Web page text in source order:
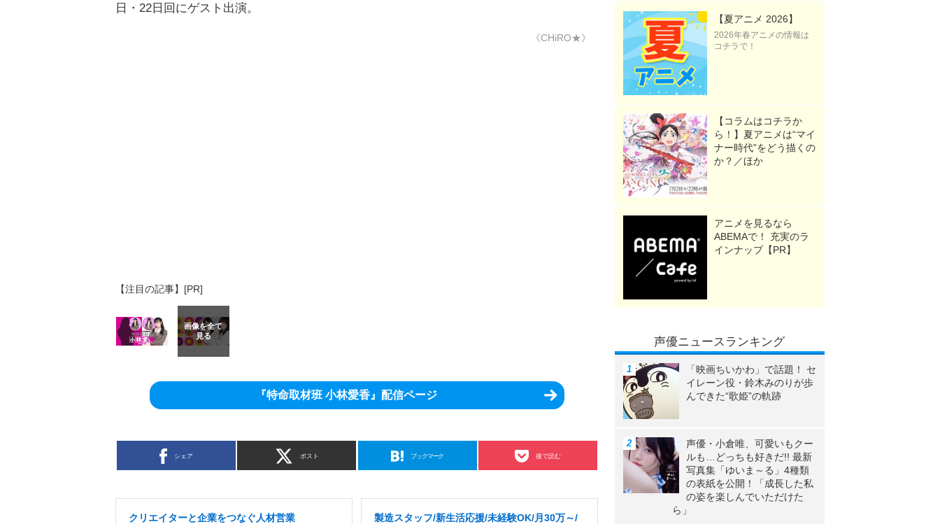
日・22日回にゲスト出演。
《CHiRO★》
【注目の記事】[PR]
『特命取材班 小林愛香』配信ページ
シェア ポスト ブックマーク 後で読む
クリエイターと企業をつなぐ人材営業
製造スタッフ/新生活応援/未経験OK/月30万～/
【夏アニメ 2026】
2026年春アニメの情報は
コチラで！
【コラムはコチラか
ら！】夏アニメは“マイ
ナー時代”をどう描くの
か？／ほか
アニメを見るなら
ABEMAで！ 充実のラ
インナップ【PR】
声優ニュースランキング
「映画ちいかわ」で話題！ セ
イレーン役・鈴木みのりが歩
んできた“歌姫”の軌跡
声優・小倉唯、可愛いもクー
ルも…どっちも好きだ!! 最新
写真集「ゆいま～る」4種類
の表紙を公開！「成長した私
の姿を楽しんでいただけた
ら」